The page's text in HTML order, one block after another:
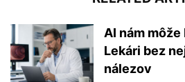
AI nám
Lekári bez
nálezov